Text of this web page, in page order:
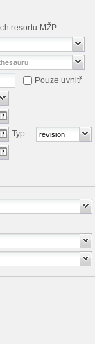
resortu MŽP
Pouze uvnitř
Typ: